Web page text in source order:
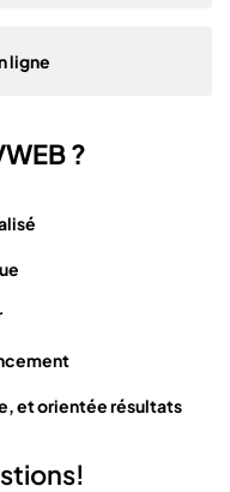
ligne
?
et orientée résultats